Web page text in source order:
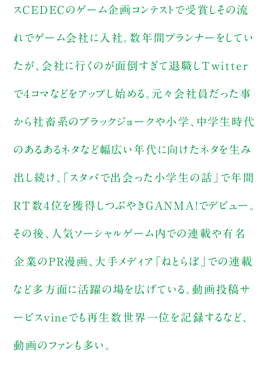
スCEDECのゲーム企画コンテストで受賞しその流
れでゲーム会社に入社。数年間プランナーをしてい
たが、会社に行くのが面倒すぎて退職しTwitter
で４コマなどをアップし始める。元々会社員だった事
から社畜系のブラックジョークや小学、中学生時代
のあるあるネタなど幅広い年代に向けたネタを生み
出し続け、「スタバで出会った小学生の話」で年間
RT数４位を獲得しつぶやきGANMA!でデビュー。
その後、人気ソーシャルゲーム内での連載や有名
企業のPR漫画、大手メディア「ねとらぼ」での連載
など多方面に活躍の場を広げている。動画投稿サ
ービスvineでも再生数世界一位を記録するなど、
動画のファンも多い。